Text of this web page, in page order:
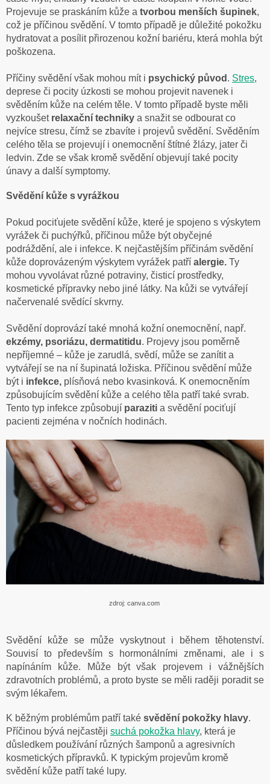
Projevuje se praskáním kůže a tvorbou menších šupinek,
což je příčinou svědění. V tomto případě je důležité pokožku
hydratovat a posílit přirozenou kožní bariéru, která mohla být
poškozena.
Příčiny svědění však mohou mít i psychický původ . Stres,
deprese či pocity úzkosti se mohou projevit navenek i
svěděním kůže na celém těle. V tomto případě byste měli
vyzkoušet relaxační techniky a snažit se odbourat co
nejvíce stresu, čímž se zbavíte i projevů svědění. Svěděním
celého těla se projevují i onemocnění štítné žlázy, jater či
ledvin. Zde se však kromě svědění objevují také pocity
únavy a další symptomy.
Svědění kůže s vyrážkou
Pokud pociťujete svědění kůže, které je spojeno s výskytem
vyrážek či puchýřků, příčinou může být obyčejné
podráždění, ale i infekce. K nejčastějším příčinám svědění
kůže doprovázeným výskytem vyrážek patří alergie. Ty
mohou vyvolávat různé potraviny, čisticí prostředky,
kosmetické přípravky nebo jiné látky. Na kůži se vytvářejí
načervenalé svědící skvrny.
Svědění doprovází také mnohá kožní onemocnění, např.
ekzémy, psoriázu, dermatitidu. Projevy jsou poměrně
nepříjemné – kůže je zarudlá, svědí, může se zanítit a
vytvářejí se na ní šupinatá ložiska. Příčinou svědění může
být i infekce, plísňová nebo kvasinková. K onemocněním
způsobujícím svědění kůže a celého těla patří také svrab.
Tento typ infekce způsobují paraziti a svědění pociťují
pacienti zejména v nočních hodinách.
zdroj: canva.com
Svědění kůže se může vyskytnout i během těhotenství.
Souvisí to především s hormonálními změnami, ale i s
napínáním kůže. Může být však projevem i vážnějších
zdravotních problémů, a proto byste se měli raději poradit se
svým lékařem.
K běžným problémům patří také svědění pokožky hlavy.
Příčinou bývá nejčastěji suchá pokožka hlavy, která je
důsledkem používání různých šamponů a agresivních
kosmetických přípravků. K typickým projevům kromě
svědění kůže patří také lupy.